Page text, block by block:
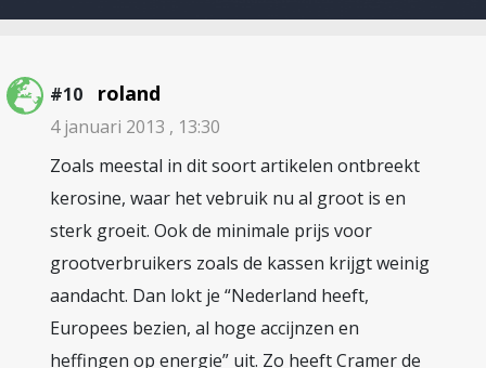
#10 roland
4 januari 2013 , 13:30
Zoals meestal in dit soort artikelen ontbreekt
kerosine, waar het vebruik nu al groot is en
sterk groeit. Ook de minimale prijs voor
grootverbruikers zoals de kassen krijgt weinig
aandacht. Dan lokt je “Nederland heeft,
Europees bezien, al hoge accijnzen en
heffingen op energie” uit. Zo heeft Cramer de